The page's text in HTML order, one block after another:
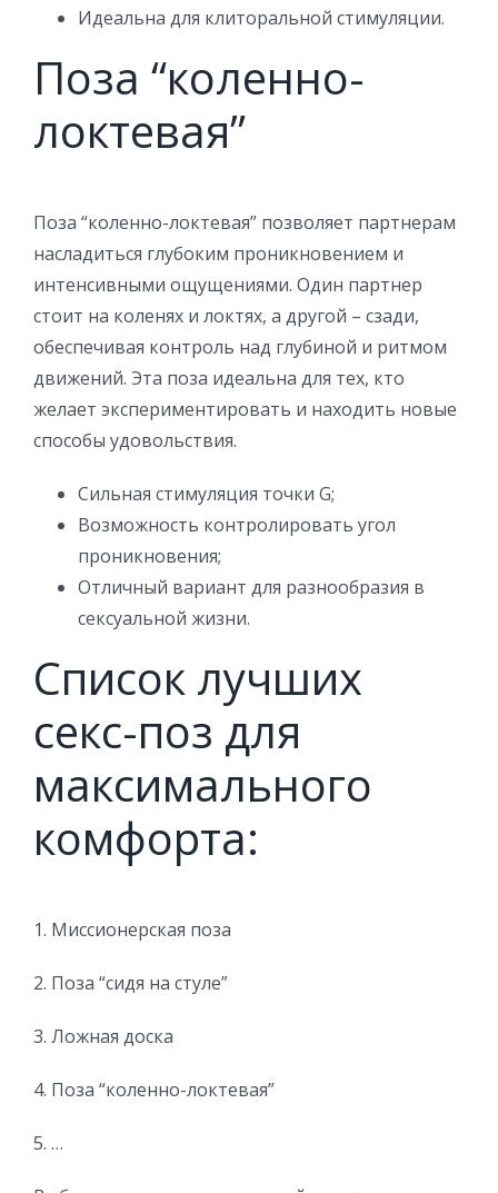
Идеальна для клиторальной стимуляции.
Поза “коленно-
локтевая”
Поза “коленно-локтевая” позволяет партнерам
насладиться глубоким проникновением и
интенсивными ощущениями. Один партнер
стоит на коленях и локтях, а другой – сзади,
обеспечивая контроль над глубиной и ритмом
движений. Эта поза идеальна для тех, кто
желает экспериментировать и находить новые
способы удовольствия.
Сильная стимуляция точки G;
Возможность контролировать угол
проникновения;
Отличный вариант для разнообразия в
сексуальной жизни.
Список лучших
секс-поз для
максимального
комфорта:
1. Миссионерская поза
2. Поза “сидя на стуле”
3. Ложная доска
4. Поза “коленно-локтевая”
5. …